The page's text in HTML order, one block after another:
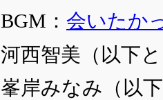
BGM： 会いたか
河西智美（以下
峯岸みなみ（以